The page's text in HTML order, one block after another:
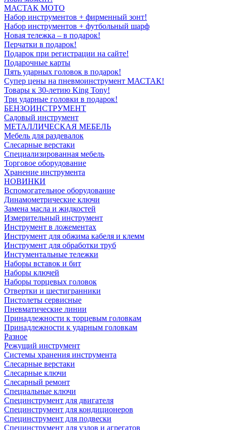
МАСТАК МОТО
Набор инструментов + фирменный зонт!
Набор инструментов + футбольный шарф
Новая тележка – в подарок!
Перчатки в подарок!
Подарок при регистрации на сайте!
Подарочные карты
Пять ударных головок в подарок!
Супер цены на пневмоинструмент МАСТАК!
Товары к 30-летию King Tony!
Три ударные головки в подарок!
БЕНЗОИНСТРУМЕНТ
Садовый инструмент
МЕТАЛЛИЧЕСКАЯ МЕБЕЛЬ
Мебель для раздевалок
Слесарные верстаки
Специализированная мебель
Торговое оборудование
Хранение инструмента
НОВИНКИ
Вспомогательное оборудование
Динамометрические ключи
Замена масла и жидкостей
Измерительный инструмент
Инструмент в ложементах
Инструмент для обжима кабеля и клемм
Инструмент для обработки труб
Инстументальные тележки
Наборы вставок и бит
Наборы ключей
Наборы торцевых головок
Отвертки и шестигранники
Пистолеты сервисные
Пневматические линии
Принадлежности к торцевым головкам
Принадлежности к ударным головкам
Разное
Режущий инструмент
Системы хранения инструмента
Слесарные верстаки
Слесарные ключи
Слесарный ремонт
Специальные ключи
Специнструмент для двигателя
Специнструмент для кондиционеров
Специнструмент для подвески
Специнструмент для узлов и агрегатов